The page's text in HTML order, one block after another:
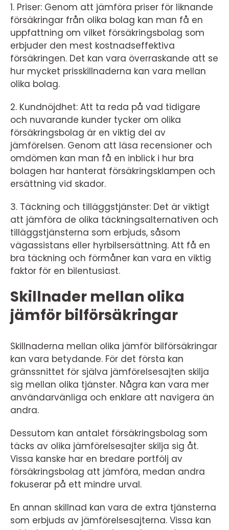
1. Priser: Genom att jämföra priser för liknande
försäkringar från olika bolag kan man få en
uppfattning om vilket försäkringsbolag som
erbjuder den mest kostnadseffektiva
försäkringen. Det kan vara överraskande att se
hur mycket prisskillnaderna kan vara mellan
olika bolag.
2. Kundnöjdhet: Att ta reda på vad tidigare
och nuvarande kunder tycker om olika
försäkringsbolag är en viktig del av
jämförelsen. Genom att läsa recensioner och
omdömen kan man få en inblick i hur bra
bolagen har hanterat försäkringsklampen och
ersättning vid skador.
3. Täckning och tilläggstjänster: Det är viktigt
att jämföra de olika täckningsalternativen och
tilläggstjänsterna som erbjuds, såsom
vägassistans eller hyrbilsersättning. Att få en
bra täckning och förmåner kan vara en viktig
faktor för en bilentusiast.
Skillnader mellan olika
jämför bilförsäkringar
Skillnaderna mellan olika jämför bilförsäkringar
kan vara betydande. För det första kan
gränssnittet för själva jämförelsesajten skilja
sig mellan olika tjänster. Några kan vara mer
användarvänliga och enklare att navigera än
andra.
Dessutom kan antalet försäkringsbolag som
täcks av olika jämförelsesajter skilja sig åt.
Vissa kanske har en bredare portfölj av
försäkringsbolag att jämföra, medan andra
fokuserar på ett mindre urval.
En annan skillnad kan vara de extra tjänsterna
som erbjuds av jämförelsesajterna. Vissa kan